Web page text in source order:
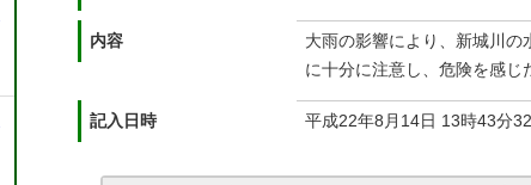
内容
大雨の影響により、新城川
に十分に注意し、危険を感じ
記入日時 平成22年8月14日 13時43分